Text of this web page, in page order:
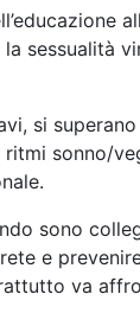
sessualità
si
sonno/
sono
e
va